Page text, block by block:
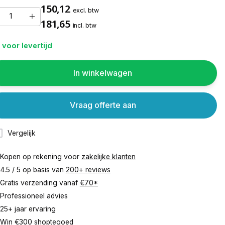
150,12 excl. btw
181,65 incl. btw
voor levertijd
In winkelwagen
Vergelijk
Vraag offerte aan
Kopen op rekening voor zakelijke klanten
4.5 / 5 op basis van 200+ reviews
Gratis verzending vanaf €70*
Professioneel advies
25+ jaar ervaring
Win €300 shoptegoed